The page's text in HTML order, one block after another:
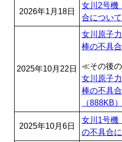
2026年1月18日
女川2号
合について
2025年10月22日
女川原子
棒の不具
≪その後
女川原子
棒の不具
（888KB）
2025年10月6日
女川1号
の不具合